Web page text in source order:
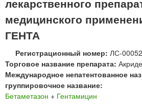
Р
®
м
а
з
ь
лекарственного
медицинского
ГЕНТА
Регистрационный номер: ЛС-
Торговое название препарата:
Международное непатентованное
группировочное название:
Бетаметазон + Гентамицин